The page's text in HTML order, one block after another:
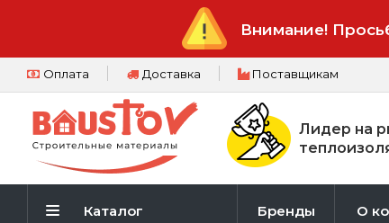
Внимание!
Оплата Доставка Поставщикам
Лидер на
Каталог Бренды О